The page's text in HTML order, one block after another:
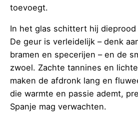
toevoegt.
In het glas schittert hij
De geur is verleidelijk – denk
bramen en specerijen – en de
zwoel. Zachte tannines en
maken de afdronk lang en
die warmte en passie ademt,
Spanje mag verwachten.